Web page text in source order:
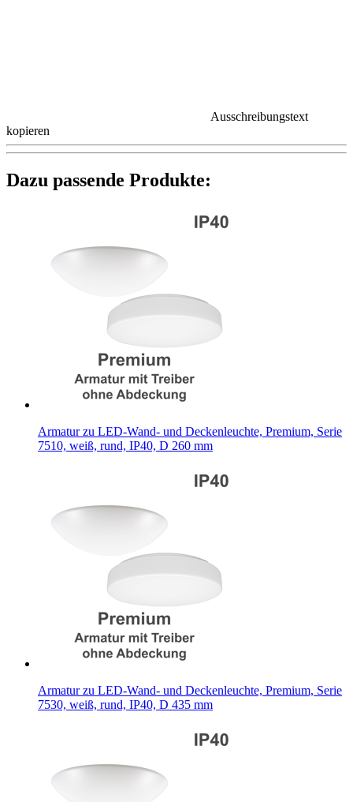
Ausschreibungstext
kopieren
Dazu passende Produkte:
Armatur zu LED-Wand- und Deckenleuchte, Premium, Serie
7510, weiß, rund, IP40, D 260 mm
Armatur zu LED-Wand- und Deckenleuchte, Premium, Serie
7530, weiß, rund, IP40, D 435 mm